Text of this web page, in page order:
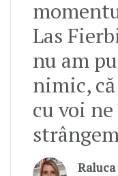
Las
nu am
nimic,
cu voi